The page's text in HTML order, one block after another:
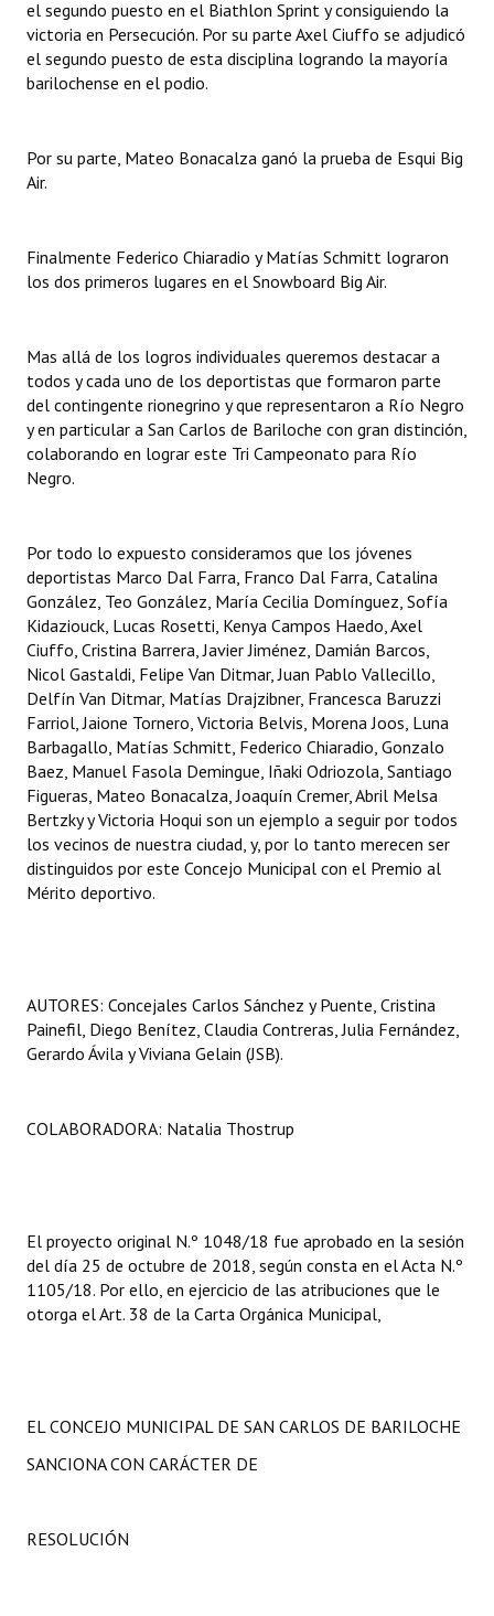
el segundo puesto en el Biathlon Sprint y consiguiendo la
victoria en Persecución. Por su parte Axel Ciuffo se adjudicó
el segundo puesto de esta disciplina logrando la mayoría
barilochense en el podio.
Por su parte, Mateo Bonacalza ganó la prueba de Esqui Big
Air.
Finalmente Federico Chiaradio y Matías Schmitt lograron
los dos primeros lugares en el Snowboard Big Air.
Mas allá de los logros individuales queremos destacar a
todos y cada uno de los deportistas que formaron parte
del contingente rionegrino y que representaron a Río Negro
y en particular a San Carlos de Bariloche con gran distinción,
colaborando en lograr este Tri Campeonato para Río
Negro.
Por todo lo expuesto consideramos que los jóvenes
deportistas Marco Dal Farra, Franco Dal Farra, Catalina
González, Teo González, María Cecilia Domínguez, Sofía
Kidaziouck, Lucas Rosetti, Kenya Campos Haedo, Axel
Ciuffo, Cristina Barrera, Javier Jiménez, Damián Barcos,
Nicol Gastaldi, Felipe Van Ditmar, Juan Pablo Vallecillo,
Delfín Van Ditmar, Matías Drajzibner, Francesca Baruzzi
Farriol, Jaione Tornero, Victoria Belvis, Morena Joos, Luna
Barbagallo, Matías Schmitt, Federico Chiaradio, Gonzalo
Baez, Manuel Fasola Demingue, Iñaki Odriozola, Santiago
Figueras, Mateo Bonacalza, Joaquín Cremer, Abril Melsa
Bertzky y Victoria Hoqui son un ejemplo a seguir por todos
los vecinos de nuestra ciudad, y, por lo tanto merecen ser
distinguidos por este Concejo Municipal con el Premio al
Mérito deportivo.
AUTORES: Concejales Carlos Sánchez y Puente, Cristina
Painefil, Diego Benítez, Claudia Contreras, Julia Fernández,
Gerardo Ávila y Viviana Gelain (JSB).
COLABORADORA: Natalia Thostrup
El proyecto original N.º 1048/18 fue aprobado en la sesión
del día 25 de octubre de 2018, según consta en el Acta N.º
1105/18. Por ello, en ejercicio de las atribuciones que le
otorga el Art. 38 de la Carta Orgánica Municipal,
EL CONCEJO MUNICIPAL DE SAN CARLOS DE BARILOCHE
SANCIONA CON CARÁCTER DE
RESOLUCIÓN